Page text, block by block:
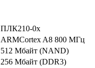
ПЛК210-0х
ARMCortex A8 800 МГц
512 Мбайт (NAND)
256 Мбайт (DDR3)